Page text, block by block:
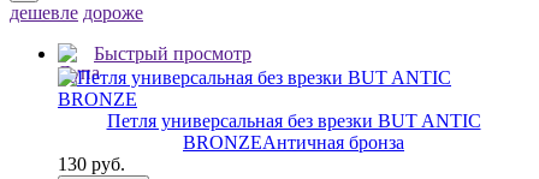
дешевле дороже
Быстрый просмотр
Петля универсальная без врезки BUT ANTIC
BRONZEАнтичная бронза
130 руб.